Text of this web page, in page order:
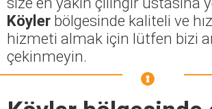
Köyler bölgesinde kaliteli ve
hizmeti almak için lütfen bizi
çekinmeyin.